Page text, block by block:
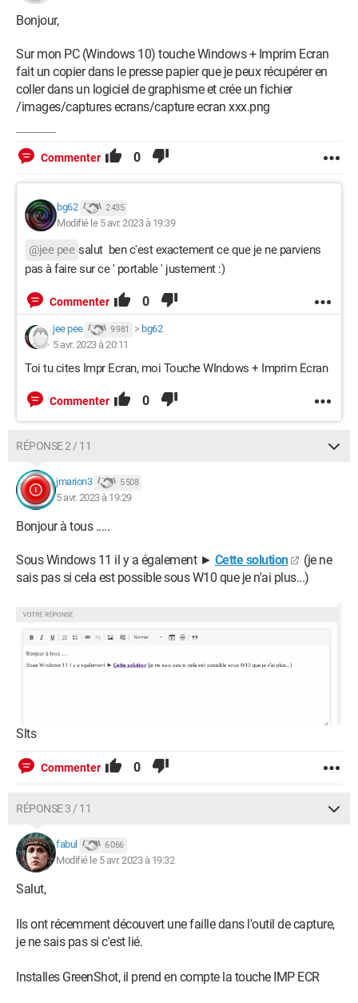
Windows / Firefox 111.0
Merci d'avoir la politesse de répondre à ceux qui essaient de vous aider :)
Bonjour,
Sur mon PC (Windows 10) touche Windows + Imprim Ecran
fait un copier dans le presse papier que je peux récupérer en
coller dans un logiciel de graphisme et crée un fichier
/images/captures ecrans/capture ecran xxx.png
Commenter 0
bg62 2 435
Modifié le 5 avr. 2023 à 19:39
@jee pee salut ben c'est exactement ce que je ne parviens
pas à faire sur ce ' portable ' justement :)
Commenter 0
jee pee 9 981 > bg62
5 avr. 2023 à 20:11
Toi tu cites Impr Ecran, moi Touche WIndows + Imprim Ecran
Commenter 0
RÉPONSE 2 / 11
jmarion3 5 508
5 avr. 2023 à 19:29
Bonjour à tous .....
Sous Windows 11 il y a également ► Cette solution
(je ne
sais pas si cela est possible sous W10 que je n'ai plus...)
Slts
Commenter 0
RÉPONSE 3 / 11
fabul 6 066
Modifié le 5 avr. 2023 à 19:32
Salut,
Ils ont récemment découvert une faille dans l'outil de capture,
je ne sais pas si c'est lié.
Installes GreenShot, il prend en compte la touche IMP ECR